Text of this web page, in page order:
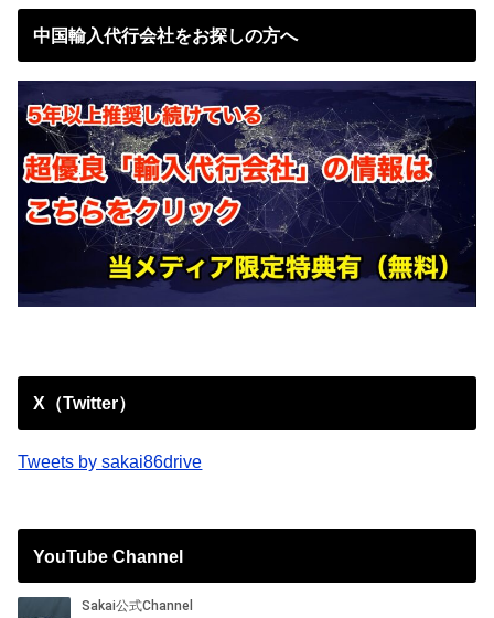
中国輸入代行会社をお探しの方へ
X（Twitter）
Tweets by sakai86drive
YouTube Channel